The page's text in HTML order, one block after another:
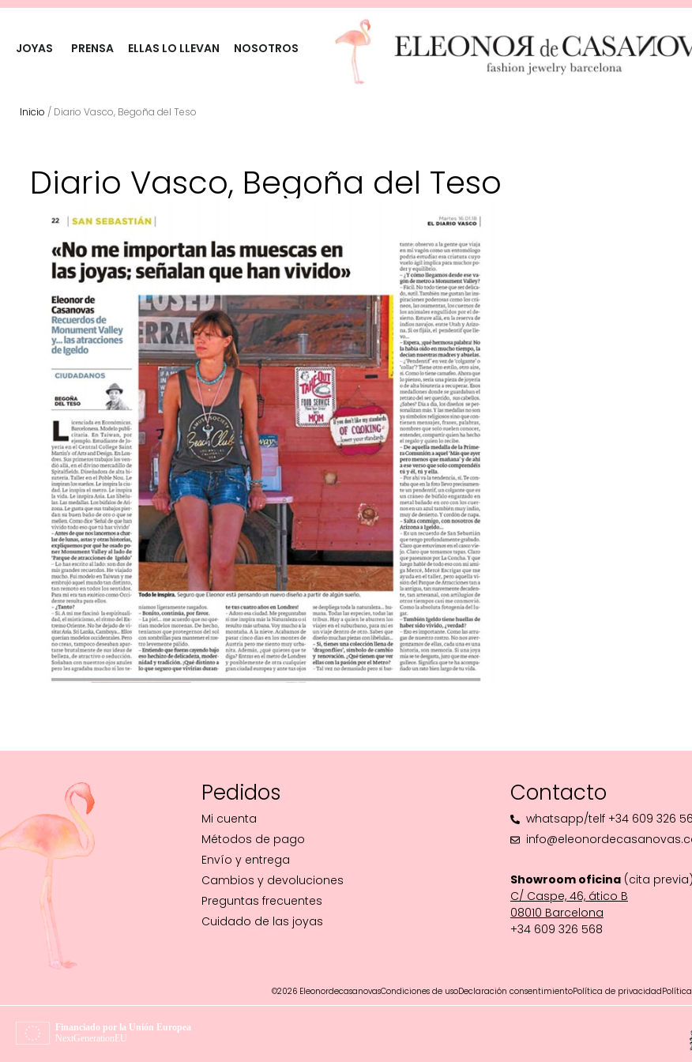
JOYAS PRENSA ELLAS LO LLEVAN NOSOTROS
Inicio / Diario Vasco, Begoña del Teso
Diario Vasco, Begoña del Teso
Pedidos
Mi cuenta
Métodos de pago
Envío y entrega
Cambios y devoluciones
Preguntas frecuentes
Cuidado de las joyas
Contacto
whatsapp/telf +34 609 326
Showroom oficina(cita previa)
C/ Caspe, 46, ático B
08010 Barcelona‬
+34 609 326 568
©2026 EleonordecasanovasCondiciones de usoDeclaración consentimientoPolítica de privacidad